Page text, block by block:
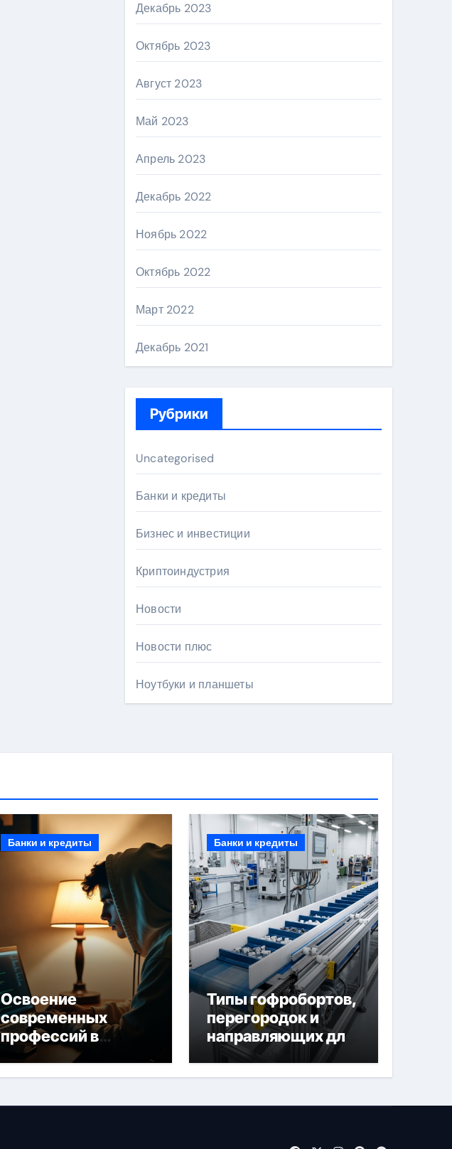
Декабрь 2023
Октябрь 2023
Август 2023
Май 2023
Апрель 2023
Декабрь 2022
Ноябрь 2022
Октябрь 2022
Март 2022
Декабрь 2021
Рубрики
Uncategorised
Банки и кредиты
Бизнес и инвестиции
Криптоиндустрия
Новости
Новости плюс
Ноутбуки и планшеты
Банки и кредиты
Освоение
современных
профессий в
онлайн-формате
Банки и кредиты
Типы гофробортов,
перегородок и
направляющих для
конвейерных лент